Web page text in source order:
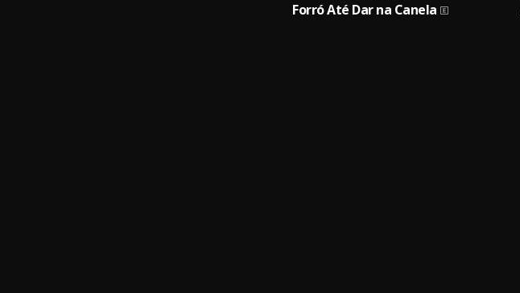
Forró Até Dar na Canela